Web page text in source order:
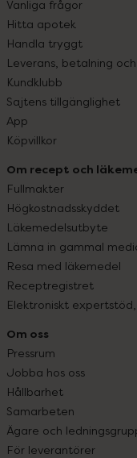
Vanliga frågor
Hitta apotek
Handla tryggt
Leverans, betalning
Kundklubb
Sajtens tillgänglighet
App
Köpvillkor
Om recept och
Fullmakter
Högkostnadsskyddet
Läkemedelsutbyte
Lämna in gammal
Resa med läkemedel
Receptregistret
Elektroniskt expertstöd,
Om oss
Pressrum
Jobba hos oss
Hållbarhet
Samarbeten
Ägare och
För leverantörer